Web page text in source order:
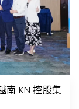
南 KN 控股集